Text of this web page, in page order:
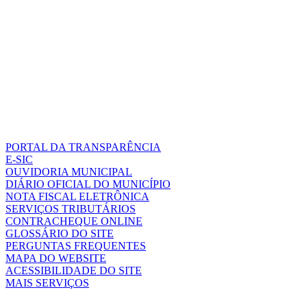
PORTAL DA TRANSPARÊNCIA
E-SIC
OUVIDORIA MUNICIPAL
DIÁRIO OFICIAL DO MUNICÍPIO
NOTA FISCAL ELETRÔNICA
SERVIÇOS TRIBUTÁRIOS
CONTRACHEQUE ONLINE
GLOSSÁRIO DO SITE
PERGUNTAS FREQUENTES
MAPA DO WEBSITE
ACESSIBILIDADE DO SITE
MAIS SERVIÇOS